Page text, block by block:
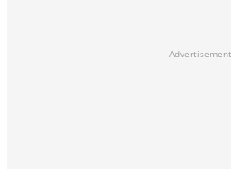
Advertisement